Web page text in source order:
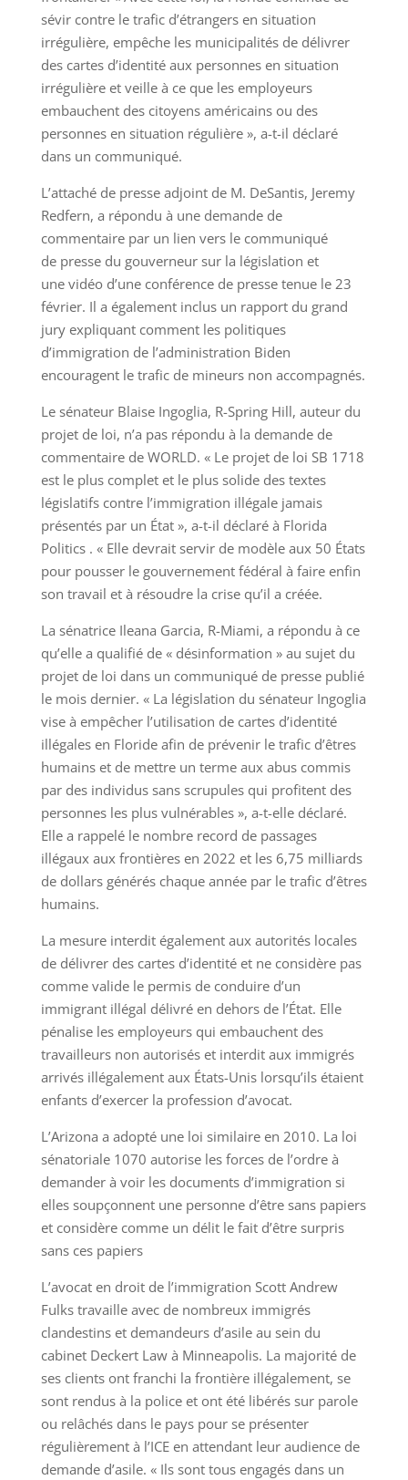
sévir contre le trafic d’étrangers en situation
irrégulière, empêche les municipalités de délivrer
des cartes d’identité aux personnes en situation
irrégulière et veille à ce que les employeurs
embauchent des citoyens américains ou des
personnes en situation régulière », a-t-il déclaré
dans un communiqué.
L’attaché de presse adjoint de M. DeSantis, Jeremy
Redfern, a répondu à une demande de
commentaire par un lien vers le communiqué
de presse du gouverneur sur la législation et
une vidéo d’une conférence de presse tenue le 23
février. Il a également inclus un rapport du grand
jury expliquant comment les politiques
d’immigration de l’administration Biden
encouragent le trafic de mineurs non accompagnés.
Le sénateur Blaise Ingoglia, R-Spring Hill, auteur du
projet de loi, n’a pas répondu à la demande de
commentaire de WORLD. « Le projet de loi SB 1718
est le plus complet et le plus solide des textes
législatifs contre l’immigration illégale jamais
présentés par un État », a-t-il déclaré à Florida
Politics . « Elle devrait servir de modèle aux 50 États
pour pousser le gouvernement fédéral à faire enfin
son travail et à résoudre la crise qu’il a créée.
La sénatrice Ileana Garcia, R-Miami, a répondu à ce
qu’elle a qualifié de « désinformation » au sujet du
projet de loi dans un communiqué de presse publié
le mois dernier. « La législation du sénateur Ingoglia
vise à empêcher l’utilisation de cartes d’identité
illégales en Floride afin de prévenir le trafic d’êtres
humains et de mettre un terme aux abus commis
par des individus sans scrupules qui profitent des
personnes les plus vulnérables », a-t-elle déclaré.
Elle a rappelé le nombre record de passages
illégaux aux frontières en 2022 et les 6,75 milliards
de dollars générés chaque année par le trafic d’êtres
humains.
La mesure interdit également aux autorités locales
de délivrer des cartes d’identité et ne considère pas
comme valide le permis de conduire d’un
immigrant illégal délivré en dehors de l’État. Elle
pénalise les employeurs qui embauchent des
travailleurs non autorisés et interdit aux immigrés
arrivés illégalement aux États-Unis lorsqu’ils étaient
enfants d’exercer la profession d’avocat.
L’Arizona a adopté une loi similaire en 2010. La loi
sénatoriale 1070 autorise les forces de l’ordre à
demander à voir les documents d’immigration si
elles soupçonnent une personne d’être sans papiers
et considère comme un délit le fait d’être surpris
sans ces papiers
L’avocat en droit de l’immigration Scott Andrew
Fulks travaille avec de nombreux immigrés
clandestins et demandeurs d’asile au sein du
cabinet Deckert Law à Minneapolis. La majorité de
ses clients ont franchi la frontière illégalement, se
sont rendus à la police et ont été libérés sur parole
ou relâchés dans le pays pour se présenter
régulièrement à l’ICE en attendant leur audience de
demande d’asile. « Ils sont tous engagés dans un